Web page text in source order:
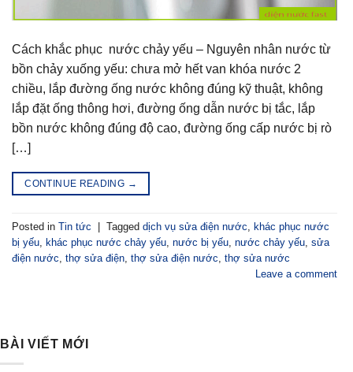
Cách khắc phục nước chảy yếu – Nguyên nhân nước từ
bồn chảy xuống yếu: chưa mở hết van khóa nước 2
chiều, lắp đường ống nước không đúng kỹ thuật, không
lắp đặt ống thông hơi, đường ống dẫn nước bị tắc, lắp
bồn nước không đúng độ cao, đường ống cấp nước bị rò
[…]
CONTINUE READING →
Posted in Tin tức | Tagged dịch vụ sửa điện nước khác phục nước
bị yếu khác phục nước chảy yếu nước bị yếu nước chảy yếu sửa
điện nước thợ sửa điện thợ sửa điện nước thợ sửa nước
Leave a comment
BÀI VIẾT MỚI